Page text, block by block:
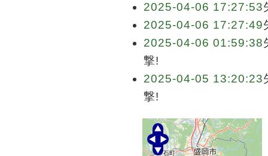
2025-04-06 17:27:53
2025-04-06 17:27:49
2025-04-06 01:59:38
撃!
2025-04-05 13:20:23
撃!